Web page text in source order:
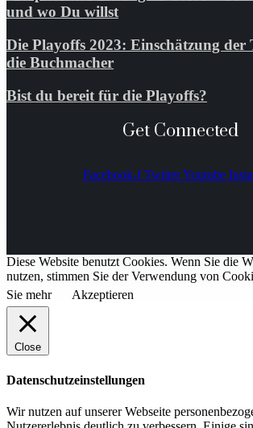
und wo Du willst
Die Playoffs 2023: Einschätzung der
die Buchmacher
Bist du bereit für die Playoffs?
Get Connected
Facebook-f Twitter Youtube
Diese Website benutzt Cookies. Wenn Sie die
nutzen, stimmen Sie der Verwendung von
Sie mehr
Akzeptieren
Close
Datenschutzeinstellungen
Wir nutzen auf unserer Webseite